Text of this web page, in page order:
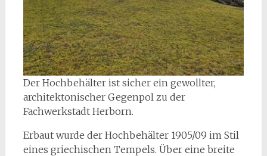
Der Hochbehälter ist sicher ein gewollter,
architektonischer Gegenpol zu der
Fachwerkstadt Herborn.
Erbaut wurde der Hochbehälter 1905/09 im Stil
eines griechischen Tempels. Über eine breite